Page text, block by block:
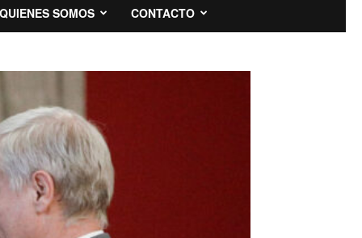
QUIENES SOMOS CONTACTO